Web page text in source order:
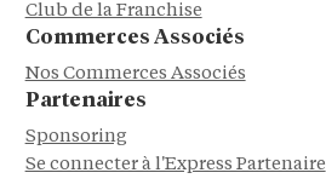
Club de la Franchise
Commerces Associés
Nos Commerces Associés
Partenaires
Sponsoring
Se connecter à l'Express Partenaire